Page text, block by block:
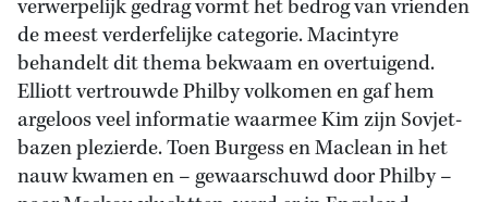
verwerpelijk gedrag vormt het bedrog van vrienden
de meest verderfelijke categorie. Macintyre
behandelt dit thema bekwaam en overtuigend.
Elliott vertrouwde Philby volkomen en gaf hem
argeloos veel informatie waarmee Kim zijn Sovjet-
bazen plezierde. Toen Burgess en Maclean in het
nauw kwamen en – gewaarschuwd door Philby –